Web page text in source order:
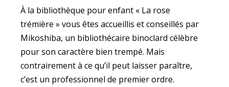
À la bibliothèque pour enfant « La rose
trémière » vous êtes accueillis et conseillés par
Mikoshiba, un bibliothécaire binoclard célèbre
pour son caractère bien trempé. Mais
contrairement à ce qu’il peut laisser paraître,
c’est un professionnel de premier ordre.